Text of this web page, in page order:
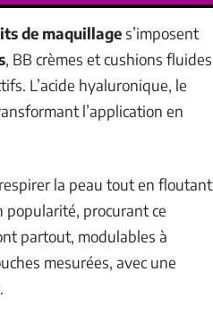
de maquillages’imposent
, BB crèmes et cushions fluides
L’acide hyaluronique, le
l’application en
la peau tout en floutant
popularité, procurant ce
partout, modulables à
mesurées, avec une